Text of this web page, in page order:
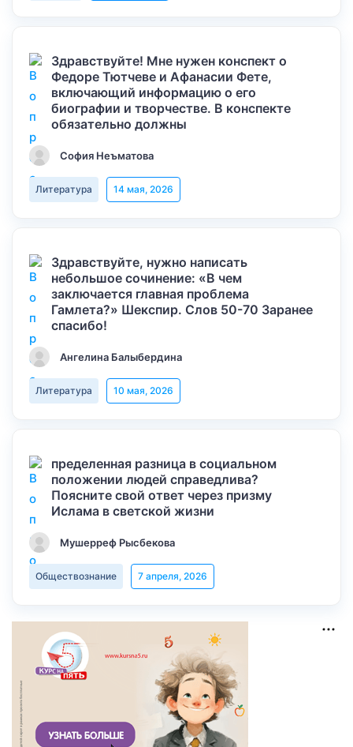
Здравствуйте! Мне нужен конспект о
Федоре Тютчеве и Афанасии Фете,
включающий информацию о его
биографии и творчестве. В конспекте
обязательно должны
София Неъматова
Литература 14 мая, 2026
Здравствуйте, нужно написать
небольшое сочинение: «В чем
заключается главная проблема
Гамлета?» Шекспир. Слов 50-70 Заранее
спасибо!
Ангелина Балыбердина
Литература 10 мая, 2026
пределенная разница в социальном
положении людей справедлива?
Поясните свой ответ через призму
Ислама в светской жизни
Мушерреф Рысбекова
Обществознание 7 апреля, 2026